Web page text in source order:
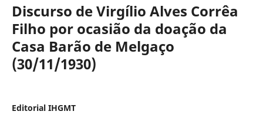
Discurso de Virgílio Alves Corrêa
Filho por ocasião da doação da
Casa Barão de Melgaço
(30/11/1930)
Editorial IHGMT